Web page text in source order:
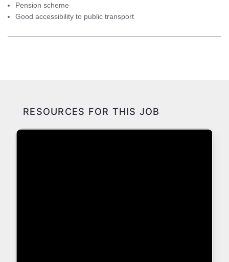
Pension scheme
Good accessibility to public transport
RESOURCES FOR THIS JOB